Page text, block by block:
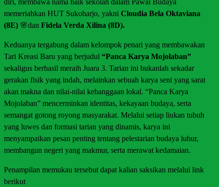
diri, membawa nama baik sekolah dalam Pawai Budaya
memeriahkan HUT Sukoharjo, yakni Cloudia Bela Oktaviana
(8E) 🌸dan Fidela Verda Xilina (8D).
Keduanya tergabung dalam kelompok penari yang membawakan
Tari Kreasi Baru yang berjudul “Panca Karya Mojolaban”
sekaligus berhasil meraih Juara 3. Tarian ini bukanlah sekadar
gerakan fisik yang indah, melainkan sebuah karya seni yang sarat
akan makna dan nilai-nilai kebanggaan lokal. “Panca Karya
Mojolaban” mencerminkan identitas, kekayaan budaya, serta
semangat gotong royong masyarakat. Melalui setiap liukan tubuh
yang luwes dan formasi tarian yang dinamis, karya ini
menyampaikan pesan penting tentang pelestarian budaya luhur,
membangun negeri yang makmur, serta merawat kedamaian.
Penampilan memukau tersebut dapat kalian saksikan melalui link
berikut